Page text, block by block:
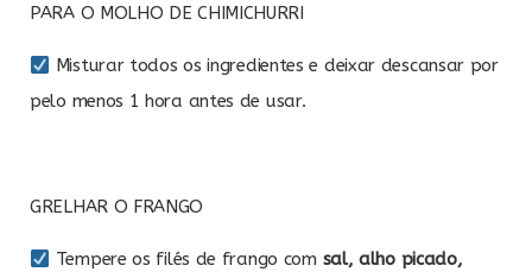
PARA O MOLHO DE CHIMICHURRI
Misturar todos os ingredientes e deixar descansar por
pelo menos 1 hora antes de usar.
GRELHAR O FRANGO
Tempere os filés de frango com sal, alho picado,